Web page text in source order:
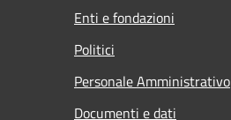
Enti e fondazioni
Politici
Personale Amministrativo
Documenti e dati